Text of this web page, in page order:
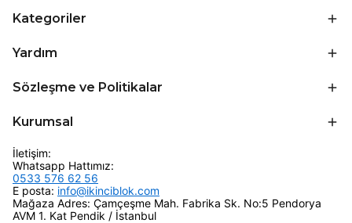
Kategoriler
Yardım
Sözleşme ve Politikalar
Kurumsal
İletişim:
Whatsapp Hattımız:
0533 576 62 56
E posta: info@ikinciblok.com
Mağaza Adres: Çamçeşme Mah. Fabrika Sk. No:5 Pendorya
AVM 1. Kat Pendik / İstanbul